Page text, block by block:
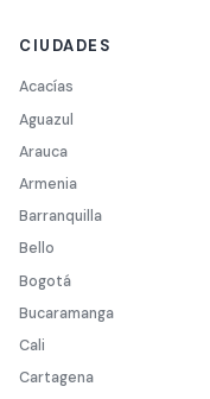
CIUDADES
Acacías
Aguazul
Arauca
Armenia
Barranquilla
Bello
Bogotá
Bucaramanga
Cali
Cartagena